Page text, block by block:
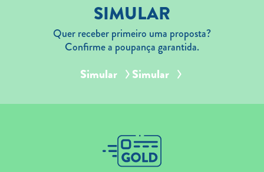
SIMULAR
Quer receber primeiro uma proposta?
Confirme a poupança garantida.
Simular Simular